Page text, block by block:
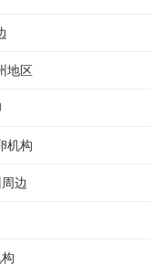
地区
机构
边